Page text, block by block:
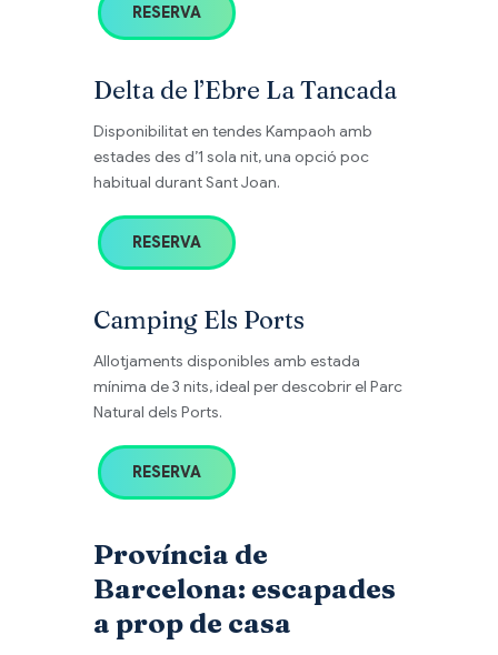
RESERVA
Delta de l’Ebre La Tancada
Disponibilitat en tendes Kampaoh amb
estades des d’1 sola nit, una opció poc
habitual durant Sant Joan.
RESERVA
Camping Els Ports
Allotjaments disponibles amb estada
mínima de 3 nits, ideal per descobrir el Parc
Natural dels Ports.
RESERVA
Província de
Barcelona: escapades
a prop de casa